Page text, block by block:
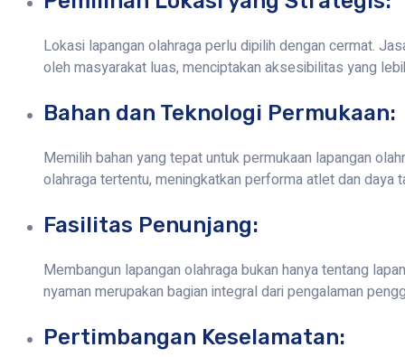
Lokasi lapangan olahraga perlu dipilih dengan cermat.
oleh masyarakat luas, menciptakan aksesibilitas yang
Bahan dan Teknologi Permukaan:
Memilih bahan yang tepat untuk permukaan lapangan
olahraga tertentu, meningkatkan performa atlet dan daya
Fasilitas Penunjang:
Membangun lapangan olahraga bukan hanya tentang
nyaman merupakan bagian integral dari pengalaman
Pertimbangan Keselamatan: